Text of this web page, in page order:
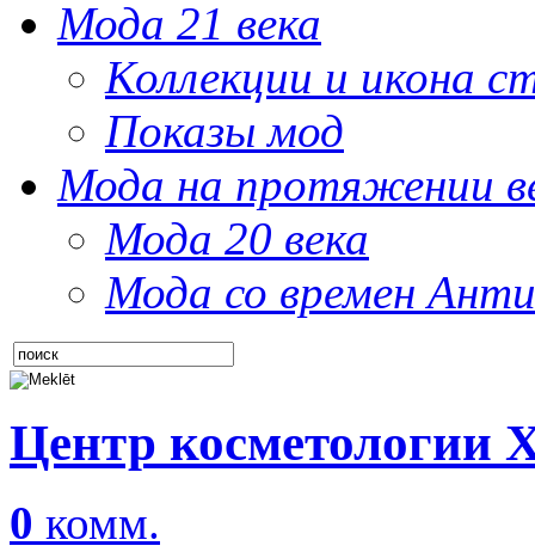
Мода 21 века
Коллекции и икона
Показы мод
Мода на протяжении
Мода 20 века
Мода со времен
Центр косметологии
0 комм.